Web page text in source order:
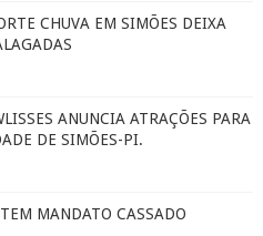
CHUVA EM SIMÕES DEIXA
ANUNCIA ATRAÇÕES PARA
DE SIMÕES-PI.
MANDATO CASSADO